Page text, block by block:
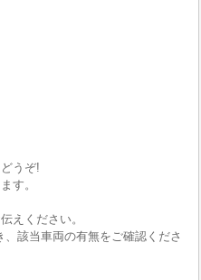
うぞ!
す。
えください。
該当車両の有無をご確認くださ